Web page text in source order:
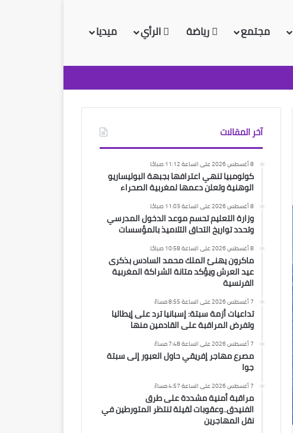
مجتمع رياضة الرأي ميديا
آخر المقالات
8 أغسطس 2026 على الساعة 11:12 صباحًا
كولومبيا تنهي اعترافها بجبهة البوليساريو
الوهنية وتعلن دعمها لمغربية الصحراء
8 أغسطس 2026 على الساعة 11:03 صباحًا
وزارة التعليم تحسم موعد الدخول المدرسي
وتحدد تواريخ التحاق التلاميذ بالمؤسسات
8 أغسطس 2026 على الساعة 10:58 صباحًا
ماكرون يهنئ الملك محمد السادس بذكرى
عيد العرش ويؤكد متانة الشراكة المغربية
الفرنسية
7 أغسطس 2026 على الساعة 8:55 مساءً
تداعيات أزمة سبتة: إسبانيا ترد على إيطاليا
وتفرض المراقبة على القادمين منها
7 أغسطس 2026 على الساعة 7:48 مساءً
مصرع مهاجر إفريقي حاول العبور إلى سبتة
جوا
7 أغسطس 2026 على الساعة 4:57 مساءً
مراقبة أمنية مشددة على طرق
الفنيدق..وعقوبات ثقيلة تنتظر المتورطين في
نقل المهاجرين